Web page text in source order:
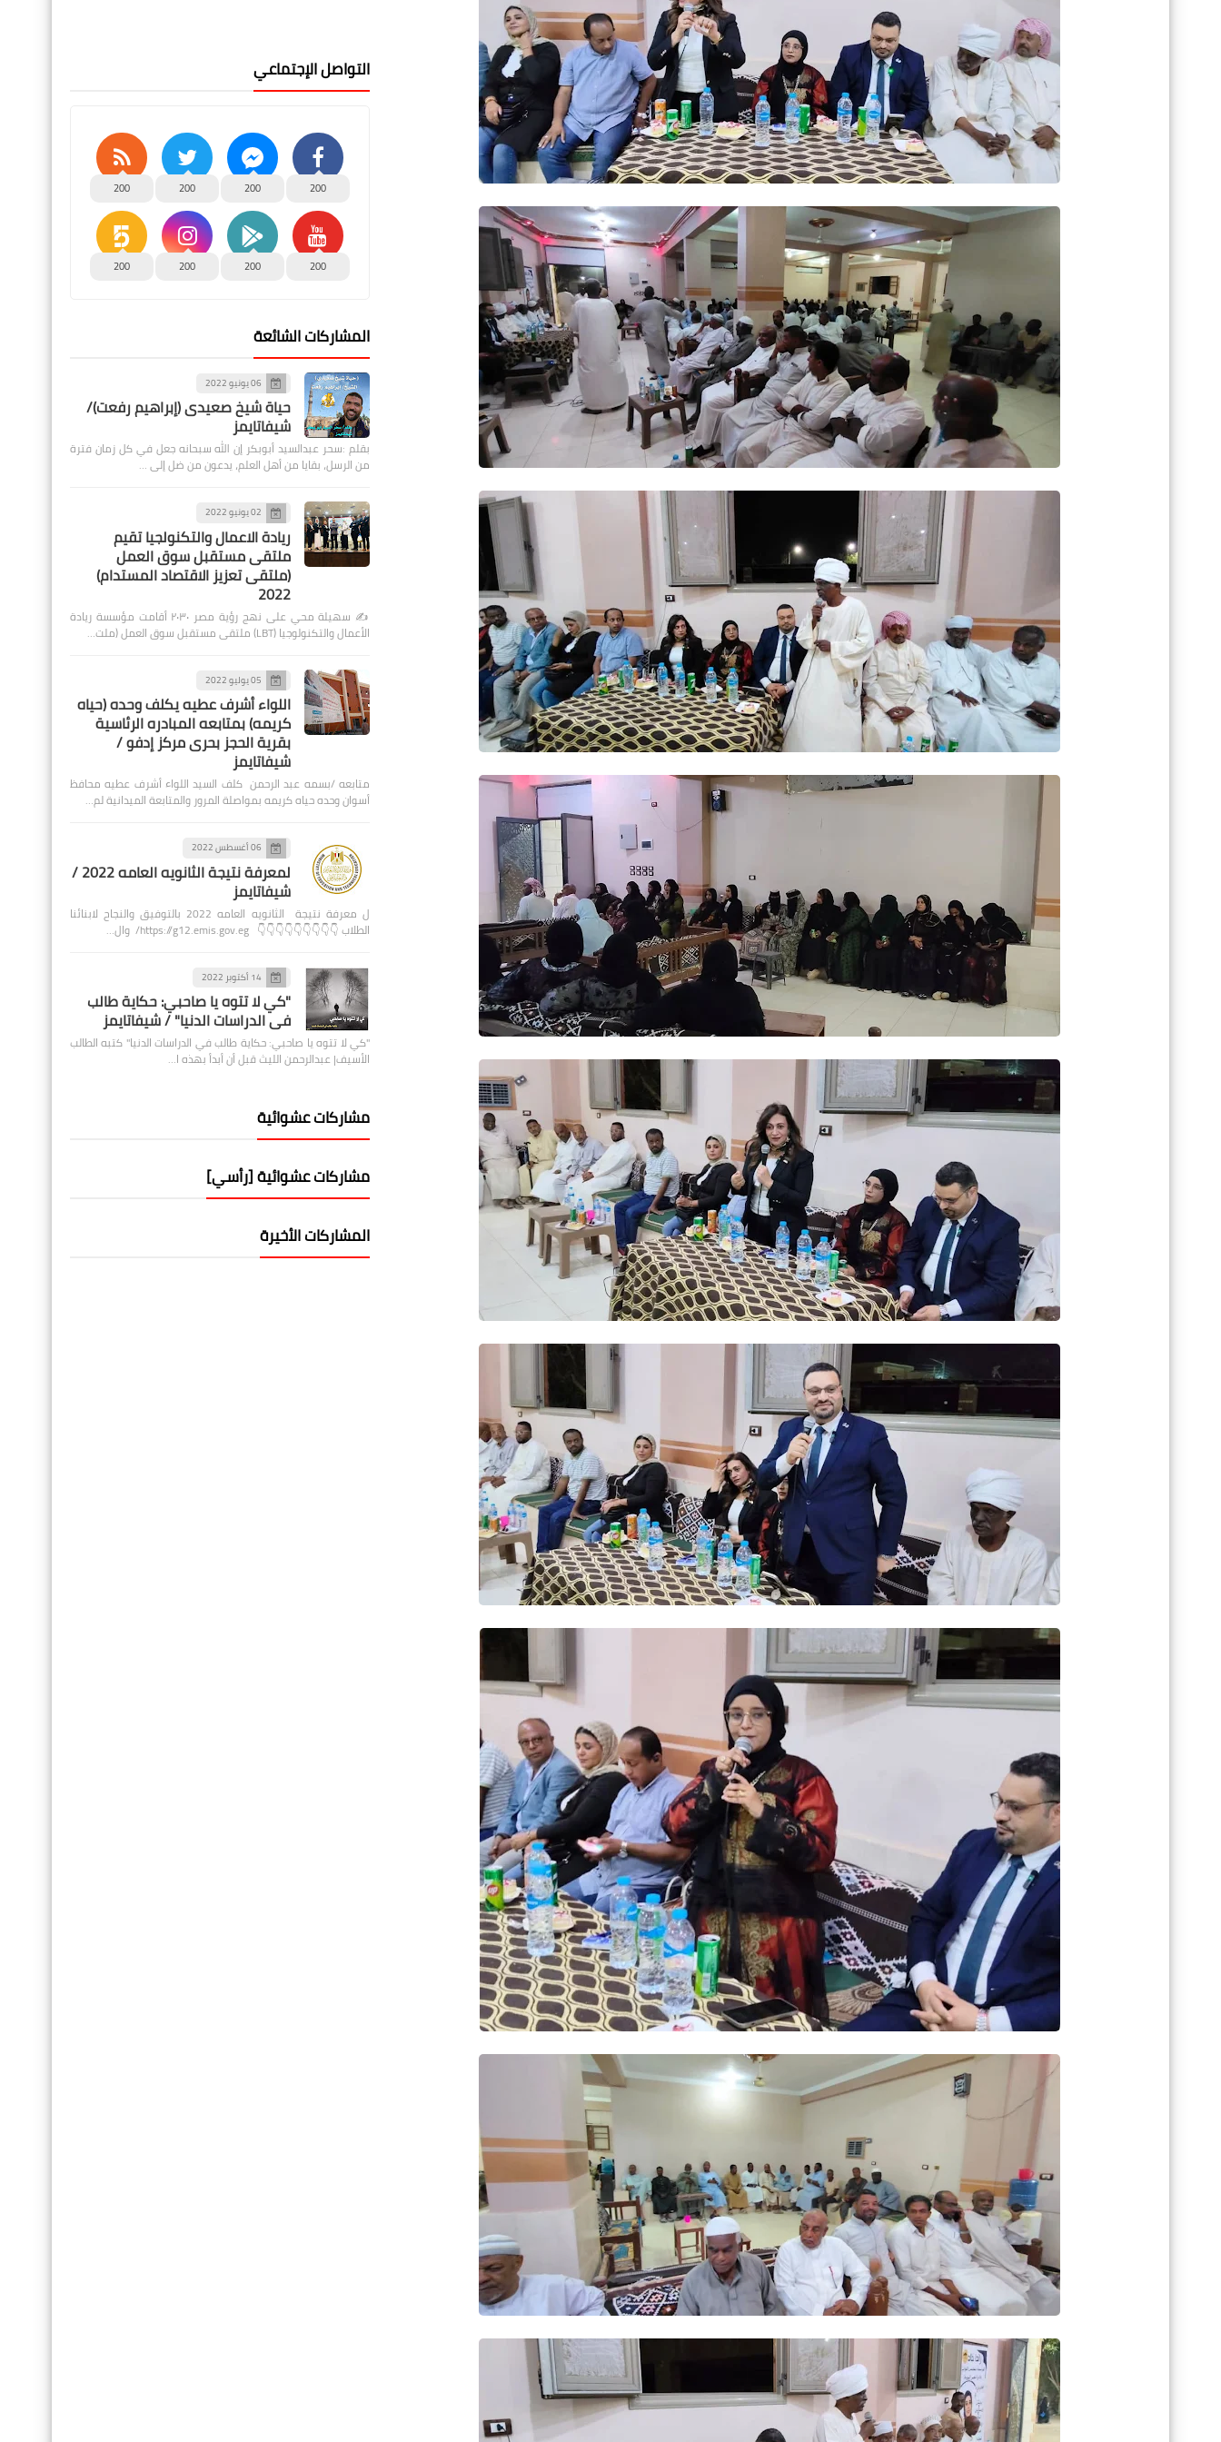
التواصل الإجتماعي
200
200
200
200
200
200
200
200
المشاركات الشائعة
06 يونيو 2022
حياة شيخ صعيدى (إبراهيم رفعت)/
شيفاتايمز
بقلم :سحر عبدالسيد أبوبكر إن الله سبحانه جعل في كل زمان فترة
من الرسل، بقايا من أهل العلم، يدعون من ضل إلى …
02 يونيو 2022
ريادة الاعمال والتكنولجيا تقيم
ملتقى مستقبل سوق العمل
(ملتقى تعزيز الاقتصاد المستدام)
2022
✍️ سهيلة محي على نهج رؤية مصر ٢٠٣٠ أقامت مؤسسة ريادة
الأعمال والتكنولوجيا (LBT) ملتقى مستقبل سوق العمل (ملت…
05 يوليو 2022
اللواء أشرف عطيه يكلف وحده (حياه
كريمه) بمتابعه المبادره الرئاسية
بقرية الحجز بحرى مركز إدفو /
شيفاتايمز
متابعه /بسمه عبد الرحمن كلف السيد اللواء أشرف عطيه محافظ
أسوان وحده حياه كريمه بمواصلة المرور والمتابعة الميدانية لم…
06 أغسطس 2022
لمعرفة نتيجة الثانويه العامه 2022 /
شيفاتايمز
ل معرفة نتيجة الثانويه العامه 2022 بالتوفيق والنجاح لابنائنا
الطلاب 👇👇👇👇👇👇👇👇👇 https://g12.emis.gov.eg/ وال…
14 أكتوبر 2022
"كي لا تتوه يا صاحبي: حكاية طالب
في الدراسات الدنيا" / شيفاتايمز
"كي لا تتوه يا صاحبي: حكاية طالب في الدراسات الدنيا" كتبه الطالب
الأسيف| عبدالرحمن الليث قبل أن أبدأ بهذه ا…
مشاركات عشوائية
مشاركات عشوائية [رأسي]
المشاركات الأخيرة